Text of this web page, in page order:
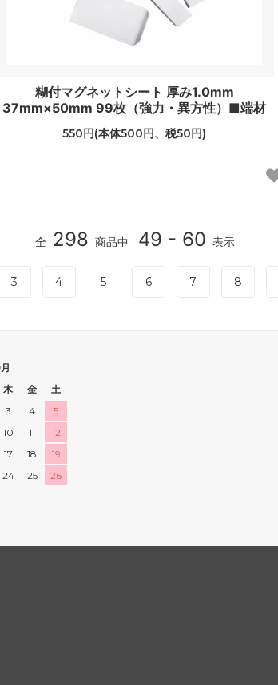
糊付マグネットシート 厚み1.0mm
37mm×50mm 99枚（強力・異方性）■端材
550円(本体500円、税50円)
全 298 商品中 49 - 60 表示
3 4 5 6 7 8
木 金
土
3 4
5
10 11
12
17 18
19
24 25
26